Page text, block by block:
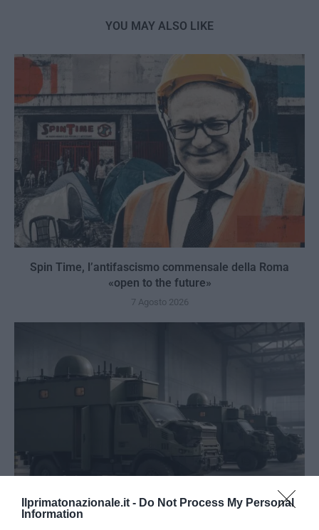
Ilprimatonazionale.it - Do Not Process My Personal
Information
YOU MAY ALSO LIKE
Spin Time, l’antifascismo commensale della Roma
«open to the future»
7 Agosto 2026